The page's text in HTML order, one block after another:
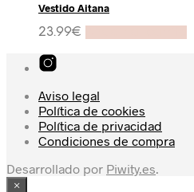
Vestido Aitana
23.99€
Aviso legal
Política de cookies
Política de privacidad
Condiciones de compra
Desarrollado por Piwity.es
×